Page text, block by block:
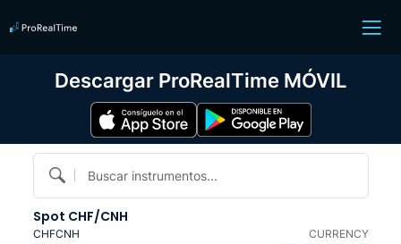
Buscar instrumentos...
Spot CHF/CNH
CHFCNH
CURRENCY
Descargar ProRealTime MÓVIL